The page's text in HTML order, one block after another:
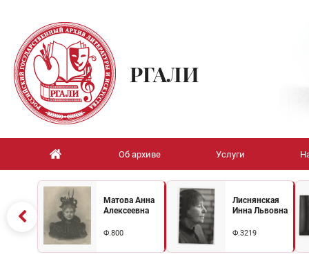
РГАЛИ
Об архиве Услуги
Матова Анна
Алексеевна
Ф.800
Лиснянская
Инна Львовна
Ф.3219